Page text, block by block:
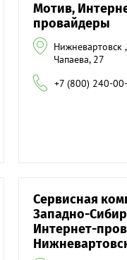
Мотив,
провайдеры
Нижневартовск
Чапаева, 27
+7 (800) 240-
Сервисная
Западно-
Интернет-